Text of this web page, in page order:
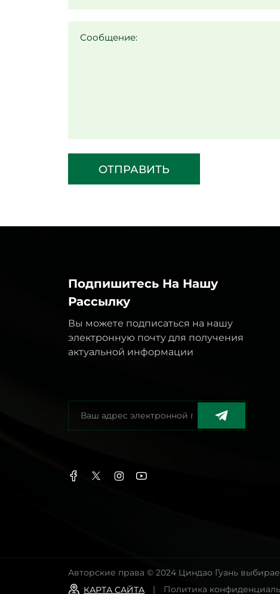
Сообщение:
ОТПРАВИТЬ
Подпишитесь На Нашу
Рассылку
Вы можете подписаться на нашу
электронную почту для получения
актуальной информации
Авторские права © 2024 Циндао Гуань
КАРТА САЙТА
| Политика